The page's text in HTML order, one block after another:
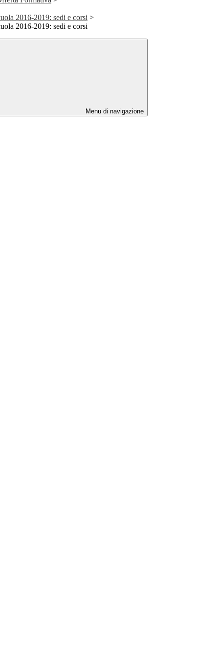
2016-2019: sedi e corsi >
2016-2019: sedi e corsi
Menu di navigazione